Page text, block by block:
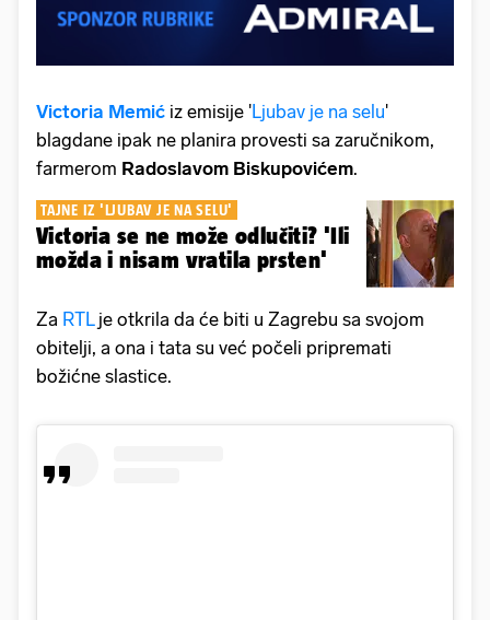
Victoria Memić iz emisije 'Ljubav je na selu'
blagdane ipak ne planira provesti sa zaručnikom,
farmerom Radoslavom Biskupovićem.
TAJNE IZ 'LJUBAV JE NA SELU'
Victoria se ne može odlučiti? 'Ili
možda i nisam vratila prsten'
Za RTLje otkrila da će biti u Zagrebu sa svojom
obitelji, a ona i tata su već počeli pripremati
božićne slastice.